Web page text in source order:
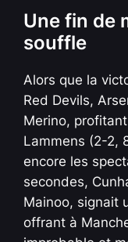
Une fin de
souffle
Alors que la
Red Devils,
Merino,
Lammens (2-2,
encore les
secondes,
Mainoo, signait
offrant à